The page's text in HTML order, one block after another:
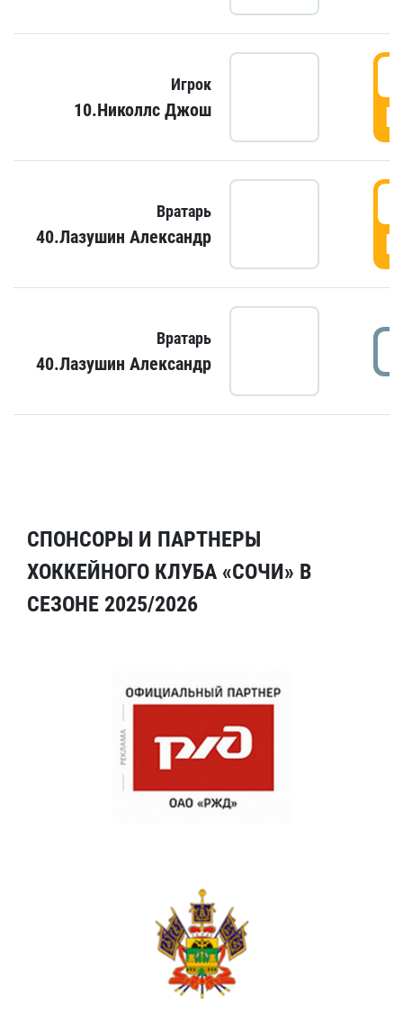
Игрок
10.Николлс Джош
Вратарь
40.Лазушин Александр
Вратарь
40.Лазушин Александр
СПОНСОРЫ И ПАРТНЕРЫ
ХОККЕЙНОГО КЛУБА «СОЧИ» В
СЕЗОНЕ 2025/2026